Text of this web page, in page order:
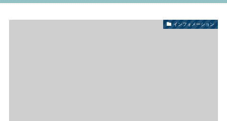
インフォメーション